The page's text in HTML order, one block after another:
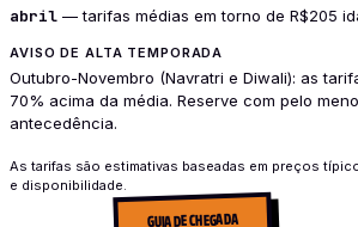
abril — tarifas médias em torno de R$205
AVISO DE ALTA TEMPORADA
Outubro-Novembro (Navratri e Diwali): as
70% acima da média. Reserve com pelo
antecedência.
As tarifas são estimativas baseadas em preços
e disponibilidade.
GUIA DE CHEGADA